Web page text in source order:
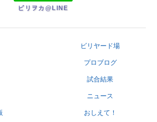
ビリヲカ@LINE
ビリヤード場
プロブログ
試合結果
ニュース
おしえて！